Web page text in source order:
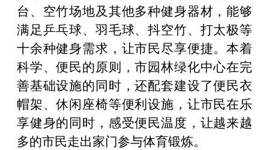
台、空竹场地及其他多种健身器材，能够
满足乒乓球、羽毛球、抖空竹、打太极等
十余种健身需求，让市民尽享便捷。本着
科学、便民的原则，市园林绿化中心在完
善基础设施的同时，还配套建设了便民衣
帽架、休闲座椅等便利设施，让市民在乐
享健身的同时，感受便民温度，让越来越
多的市民走出家门参与体育锻炼。